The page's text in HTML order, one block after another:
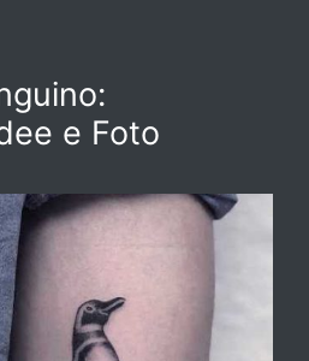
e Foto